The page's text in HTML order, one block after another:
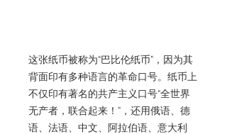
这张纸币被称为“巴比伦纸币”，因为其
背面印有多种语言的革命口号。纸币上
不仅印有著名的共产主义口号“全世界
无产者，联合起来！”，还用俄语、德
语、法语、中文、阿拉伯语、意大利